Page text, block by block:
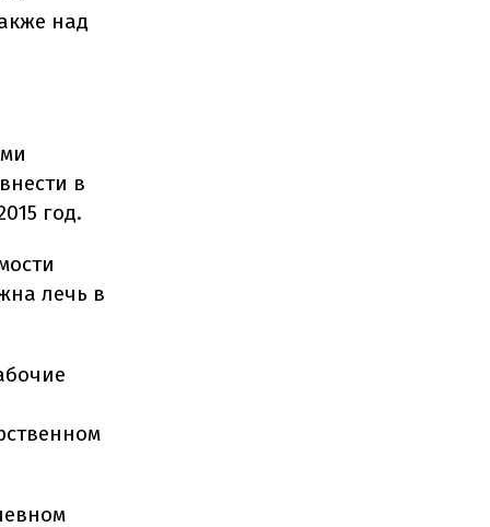
над
в
год.
лечь в